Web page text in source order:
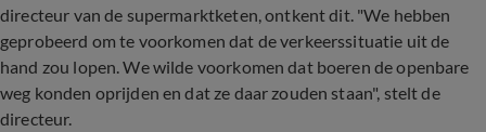
directeur van de supermarktketen, ontkent dit. "We hebben
geprobeerd om te voorkomen dat de verkeerssituatie uit de
hand zou lopen. We wilde voorkomen dat boeren de openbare
weg konden oprijden en dat ze daar zouden staan", stelt de
directeur.